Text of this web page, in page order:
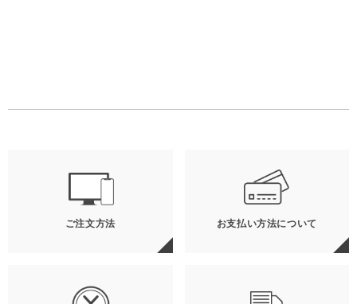
ご注文方法 お支払い方法について